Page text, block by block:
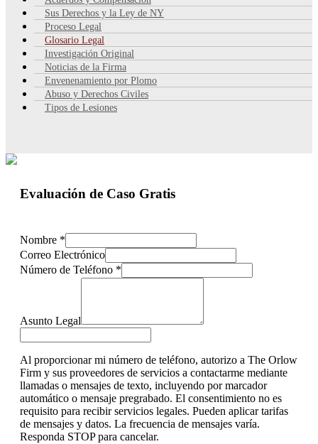
Sus Derechos y la Ley de NY
Proceso Legal
Glosario Legal
Investigación Original
Noticias de la Firma
Envenenamiento por Plomo
Abuso y Derechos Civiles
Tipos de Lesiones
Evaluación de Caso Gratis
Nombre *
Correo Electrónico
Número de Teléfono *
Asunto Legal
Al proporcionar mi número de teléfono, autorizo a The Orlow
Firm y sus proveedores de servicios a contactarme mediante
llamadas o mensajes de texto, incluyendo por marcador
automático o mensaje pregrabado. El consentimiento no es
requisito para recibir servicios legales. Pueden aplicar tarifas
de mensajes y datos. La frecuencia de mensajes varía.
Responda STOP para cancelar.